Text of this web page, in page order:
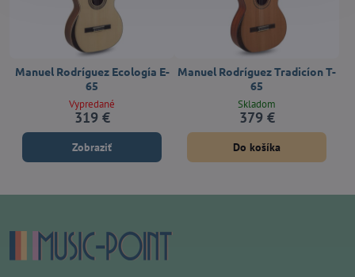
Manuel Rodríguez Ecología E-
65
Vypredané
319 €
Zobraziť
Manuel Rodríguez Tradicíon T-
65
Skladom
379 €
Do košíka